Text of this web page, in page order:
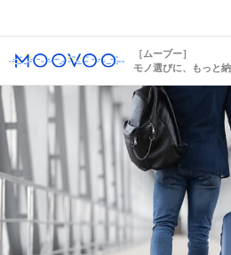
［ムーブー］
モノ選びに、もっと納